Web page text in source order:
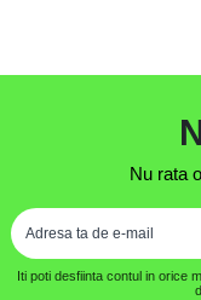
Nu rata
Iti poti desfiinta contul in orice